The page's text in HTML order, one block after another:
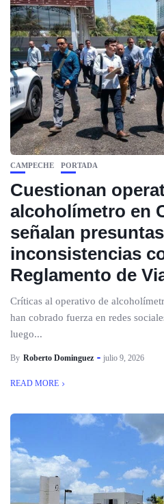
CAMPECHE PORTADA
Cuestionan
alcoholímetro en
señalan presuntas
inconsistencias
Reglamento de
Críticas al operativo de
han cobrado fuerza en redes
luego...
By Roberto Dominguez julio 9, 2026
READ MORE